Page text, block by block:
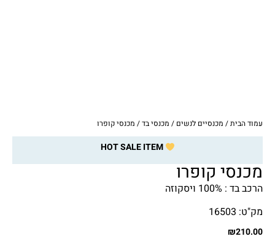
עמוד הבית/ מכנסיים לנשים / מכנסי בד/ מכנסי קופרו
HOT SALE ITEM
מכנסי קופרו
הרכב בד : 100% ויסקוזה
מק"ט: 16503
₪210.00